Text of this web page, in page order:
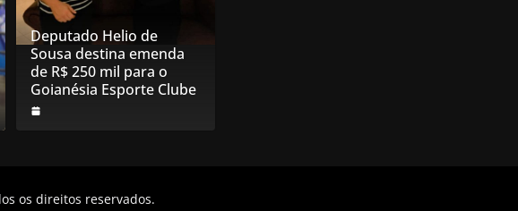
Deputado Helio de
Sousa destina emenda
de R$ 250 mil para o
Goianésia Esporte Clube
os direitos reservados.